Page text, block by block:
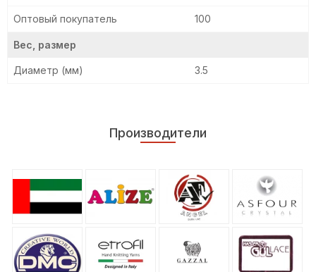
Оптовый покупатель 100
Вес, размер
Диаметр (мм) 3.5
Производители